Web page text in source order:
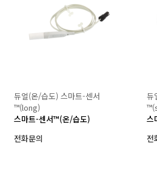
듀얼(온/습도) 스마트-센서
™(long)
스마트-센서™(온/습도)
전화문의
듀
스
전